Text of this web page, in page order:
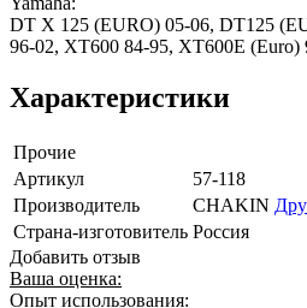
DT X 125 (EURO) 05-06, DT125
96-02, XT600 84-95, XT600E (Euro)
Характеристики
Прочие
Артикул
57-118
Производитель
CHAKIN
Страна-изготовитель Россия
Добавить отзыв
Ваша оценка:
Опыт использования: